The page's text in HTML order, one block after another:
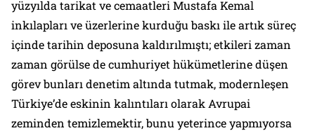
yüzyılda tarikat ve cemaatleri Mustafa Kemal
inkılapları ve üzerlerine kurduğu baskı ile artık süreç
içinde tarihin deposuna kaldırılmıştı; etkileri zaman
zaman görülse de cumhuriyet hükümetlerine düşen
görev bunları denetim altında tutmak, modernleşen
Türkiye’de eskinin kalıntıları olarak Avrupai
zeminden temizlemektir, bunu yeterince yapmıyorsa